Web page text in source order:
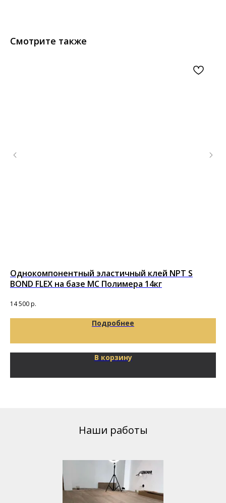
Смотрите также
Однокомпонентный эластичный клей NPT S
BOND FLEX на базе MC Полимера 14кг
14 500р.
Подробнее
В корзину
Наши работы